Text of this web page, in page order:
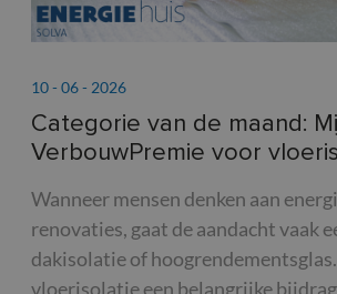
10 - 06 - 2026
Categorie van de maand:
VerbouwPremie voor
Wanneer mensen denken aan
renovaties, gaat de aandacht vaak
dakisolatie of
vloerisolatie een belangrijke